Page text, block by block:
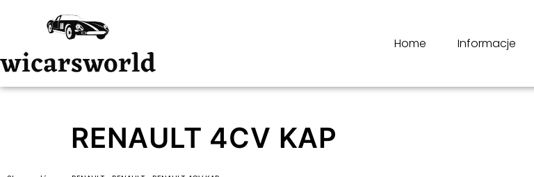
Home Informacje
RENAULT 4CV KAP